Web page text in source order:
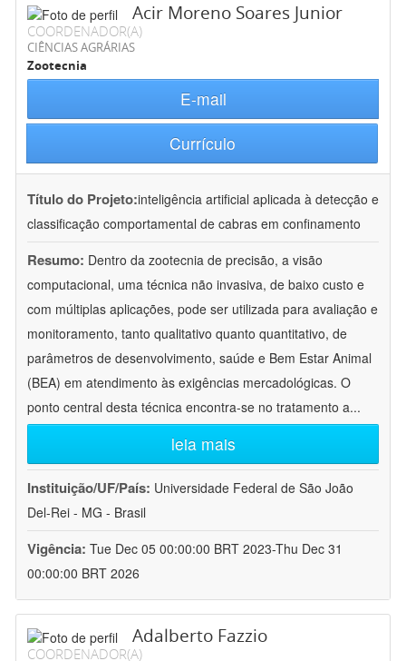
Acir Moreno Soares Junior
COORDENADOR(A)
CIÊNCIAS AGRÁRIAS
Zootecnia
E-mail
Currículo
Título do Projeto:inteligência artificial aplicada à detecção e
classificação comportamental de cabras em confinamento
Resumo: Dentro da zootecnia de precisão, a visão
computacional, uma técnica não invasiva, de baixo custo e
com múltiplas aplicações, pode ser utilizada para avaliação e
monitoramento, tanto qualitativo quanto quantitativo, de
parâmetros de desenvolvimento, saúde e Bem Estar Animal
(BEA) em atendimento às exigências mercadológicas. O
ponto central desta técnica encontra-se no tratamento a...
leia mais
Instituição/UF/País: Universidade Federal de São João
Del-Rei - MG - Brasil
Vigência: Tue Dec 05 00:00:00 BRT 2023-Thu Dec 31
00:00:00 BRT 2026
Adalberto Fazzio
COORDENADOR(A)